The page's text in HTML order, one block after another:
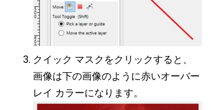
クイック マスクをクリックすると、
画像は下の画像のように赤いオーバー
レイ カラーになります。